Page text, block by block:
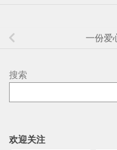
一份爱
搜索
欢迎关注